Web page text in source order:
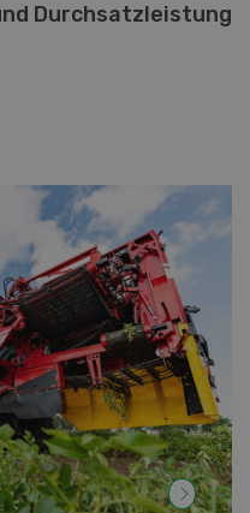
Durchsatzleistung